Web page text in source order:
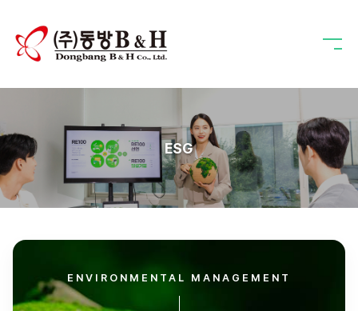
ESG
ENVIRONMENTAL MANAGEMENT